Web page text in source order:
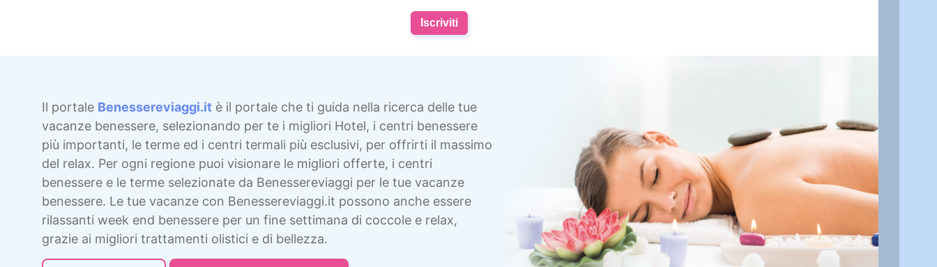
Iscriviti
Il portale Benessereviaggi.it è il portale che ti guida nella ricerca delle tue
vacanze benessere, selezionando per te i migliori Hotel, i centri benessere
più importanti, le terme ed i centri termali più esclusivi, per offrirti il massimo
del relax. Per ogni regione puoi visionare le migliori offerte, i centri
benessere e le terme selezionate da Benessereviaggi per le tue vacanze
benessere. Le tue vacanze con Benessereviaggi.it possono anche essere
rilassanti week end benessere per un fine settimana di coccole e relax,
grazie ai migliori trattamenti olistici e di bellezza.